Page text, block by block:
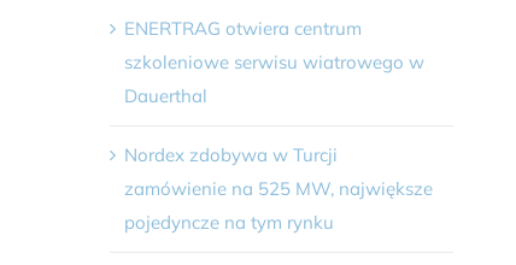
ENERTRAG otwiera centrum
szkoleniowe serwisu wiatrowego w
Dauerthal
Nordex zdobywa w Turcji
zamówienie na 525 MW, największe
pojedyncze na tym rynku